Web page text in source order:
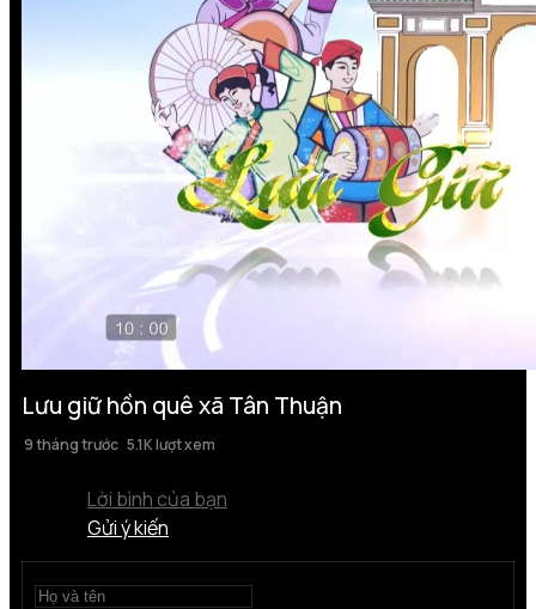
Lưu giữ hồn quê xã Tân Thuận
9 tháng trước 5.1K lượt xem
Lời bình của bạn
Gửi ý kiến